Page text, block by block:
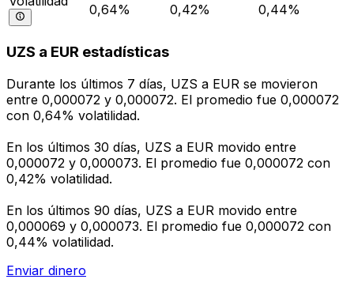
0,64% 0,42% 0,44%
UZS a EUR estadísticas
Durante los últimos 7 días, UZS a EUR se movieron
entre 0,000072 y 0,000072. El promedio fue 0,000072
con 0,64% volatilidad.
En los últimos 30 días, UZS a EUR movido entre
0,000072 y 0,000073. El promedio fue 0,000072 con
0,42% volatilidad.
En los últimos 90 días, UZS a EUR movido entre
0,000069 y 0,000073. El promedio fue 0,000072 con
0,44% volatilidad.
Enviar dinero